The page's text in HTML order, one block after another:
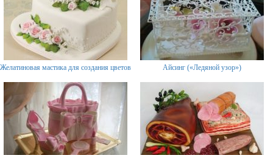
Желатиновая мастика для создания цветов Айсинг («Ледяной узор»)